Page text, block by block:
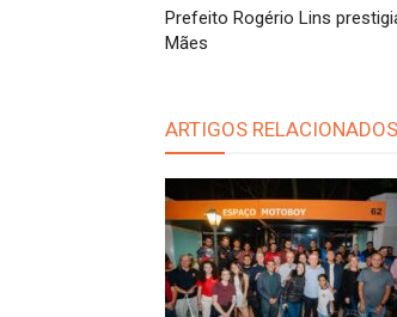
Prefeito Rogério Lins
Mães
ARTIGOS RELACIONADOS